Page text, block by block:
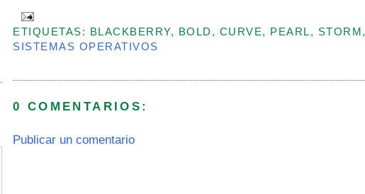
ETIQUETAS: BLACKBERRY, BOLD, CURVE, PEARL, STORM,
SISTEMAS OPERATIVOS
0 COMENTARIOS:
Publicar un comentario